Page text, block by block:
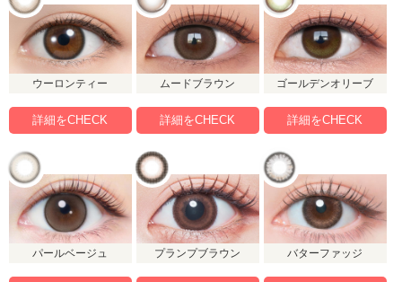
ウーロンティー
詳細をCHECK
ムードブラウン
詳細をCHECK
ゴールデンオリーブ
詳細をCHECK
パールベージュ プランプブラウン バターファッジ